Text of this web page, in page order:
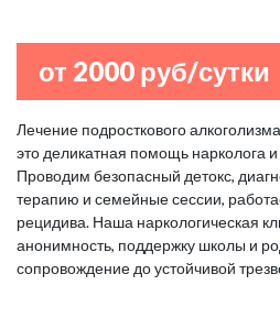
от 2000 руб/сутки
Лечение подросткового
это деликатная помощь нарколога
Проводим безопасный детокс,
терапию и семейные сессии,
рецидива. Наша наркологическая
анонимность, поддержку школы и
сопровождение до устойчивой